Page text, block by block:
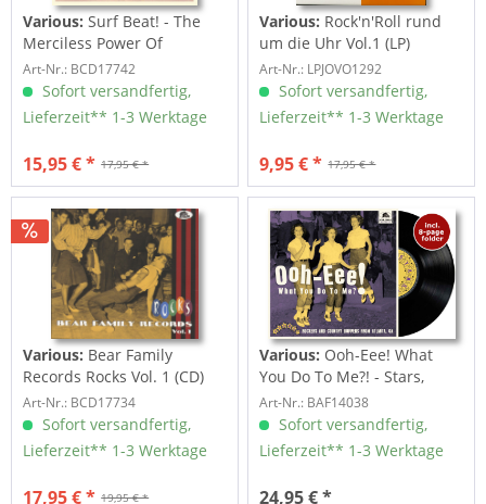
Various: Surf Beat! - The
Merciless Power Of
Water,...
Art-Nr.: BCD17742
Sofort versandfertig,
Lieferzeit** 1-3 Werktage
17,95 € *
15,95 € *
Various: Rock'n'Roll rund
um die Uhr Vol.1 (LP)
Art-Nr.: LPJOVO1292
Sofort versandfertig,
Lieferzeit** 1-3 Werktage
17,95 € *
9,95 € *
Various: Bear Family
Records Rocks Vol. 1 (CD)
Art-Nr.: BCD17734
Sofort versandfertig,
Lieferzeit** 1-3 Werktage
19,95 € *
17,95 € *
Various: Ooh-Eee! What
You Do To Me?! - Stars,
Inc....
Art-Nr.: BAF14038
Sofort versandfertig,
Lieferzeit** 1-3 Werktage
24,95 € *